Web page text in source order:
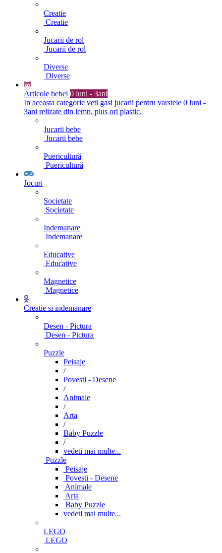
Creatie
Creatie
Jucarii de rol
Jucarii de rol
Diverse
Diverse
Articole bebei 0 luni - 3ani
In aceasta categorie veti gasi jucarii pentru varstele 0 luni -
3ani relizate din lemn, plus ori plastic.
Jucarii bebe
Jucarii bebe
Puericultură
Puericultură
Jocuri
Societate
Societate
Indemanare
Indemanare
Educative
Educative
Magnetice
Magnetice
Creatie si indemanare
Desen - Pictura
Desen - Pictura
Puzzle
Peisaje
/
Povesti - Desene
/
Animale
/
Arta
/
Baby Puzzle
/
vedeti mai multe...
Puzzle
Peisaje
Povesti - Desene
Animale
Arta
Baby Puzzle
vedeti mai multe...
LEGO
LEGO